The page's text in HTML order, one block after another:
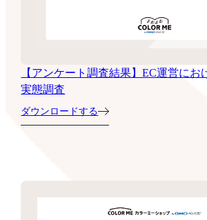
【アンケート調査結果】EC運営に
実態調査
ダウンロードする